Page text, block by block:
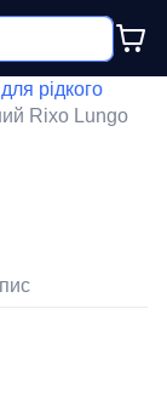
рідкого
Rixo Lungo